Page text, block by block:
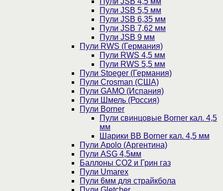
Пули JSB 5,5 мм
Пули JSB 6,35 мм
Пули JSB 7,62 мм
Пули JSB 9 мм
Пули RWS (Германия)
Пули RWS 4,5 мм
Пули RWS 5,5 мм
Пули Stoeger (Германия)
Пули Crosman (США)
Пули GAMO (Испания)
Пули Шмель (Россия)
Пули Borner
Пули свинцовые Borner кал. 4,5
мм
Шарики BB Borner кал. 4,5 мм
Пули Apolo (Аргентина)
Пули ASG 4,5мм
Баллоны CO2 и Грин газ
Пули Umarex
Пули 6мм для страйкбола